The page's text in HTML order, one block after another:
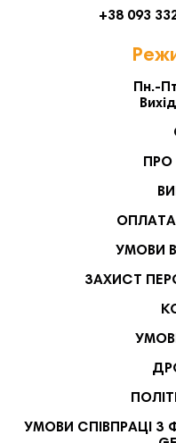
+38 093
Пн.-
УМОВИ
ЗАХИСТ
УМОВИ СПІВПРАЦІ З